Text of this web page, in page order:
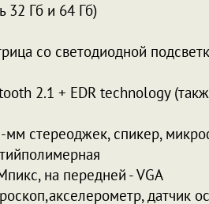
32 Гб и 64 Гб)
со светодиодной
2.1 + EDR technology
мм стереоджек, спикер,
на передней - VGA
датчик